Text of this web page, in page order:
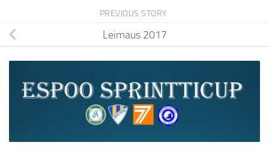
PREVIOUS STORY
Leimaus 2017